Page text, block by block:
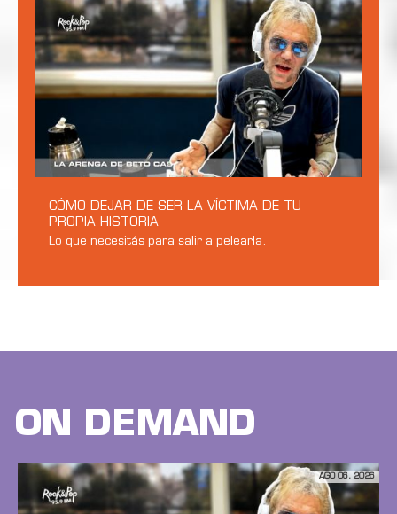
CÓMO DEJAR DE SER LA VÍCTIMA DE TU
PROPIA HISTORIA
Lo que necesitás para salir a pelearla.
ON DEMAND
AGO 06, 2026